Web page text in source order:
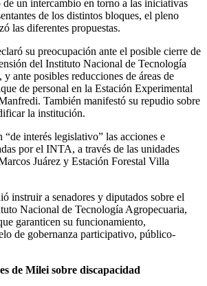
de un intercambio en torno a las iniciativas
de los distintos bloques, el pleno
las diferentes propuestas.
su preocupación ante el posible cierre de
del Instituto Nacional de Tecnología
ante posibles reducciones de áreas de
de personal en la Estación Experimental
También manifestó su repudio sobre
la institución.
“de interés legislativo” las acciones e
por el INTA, a través de las unidades
Juárez y Estación Forestal Villa
instruir a senadores y diputados sobre el
Nacional de Tecnología Agropecuaria,
garanticen su funcionamiento,
de gobernanza participativo, público-
de Milei sobre discapacidad